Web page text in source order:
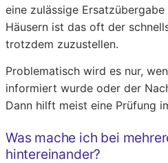
eine zulässige
Häusern ist das oft der
trotzdem zuzustellen.
Problematisch wird es nur,
informiert wurde oder der
Dann hilft meist eine Prüfung
Was mache ich bei
hintereinander?